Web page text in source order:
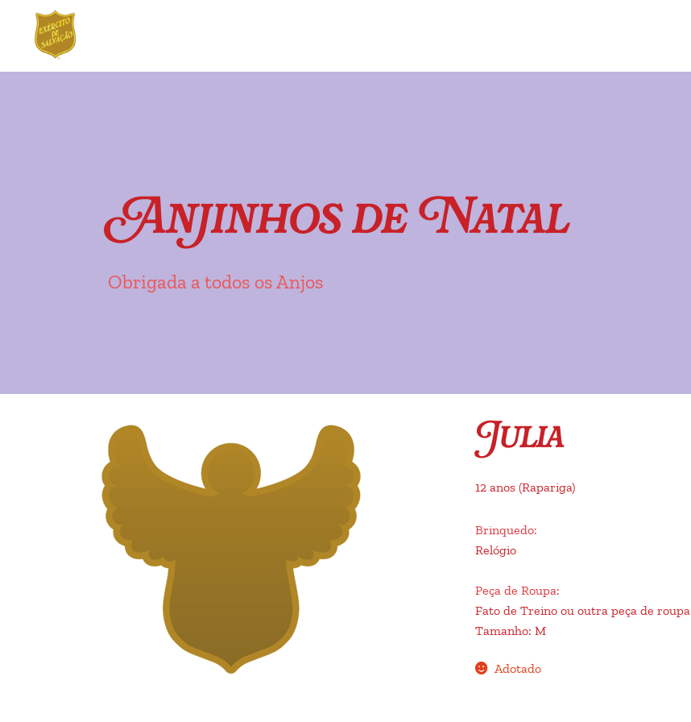
navegação
conteúdo
Anjinhos de Natal
Obrigada a todos os Anjos
Julia
12 anos (Rapariga)
Brinquedo:
Relógio
Peça de Roupa:
Fato de Treino ou outra peça de roupa
Tamanho: M
Adotado